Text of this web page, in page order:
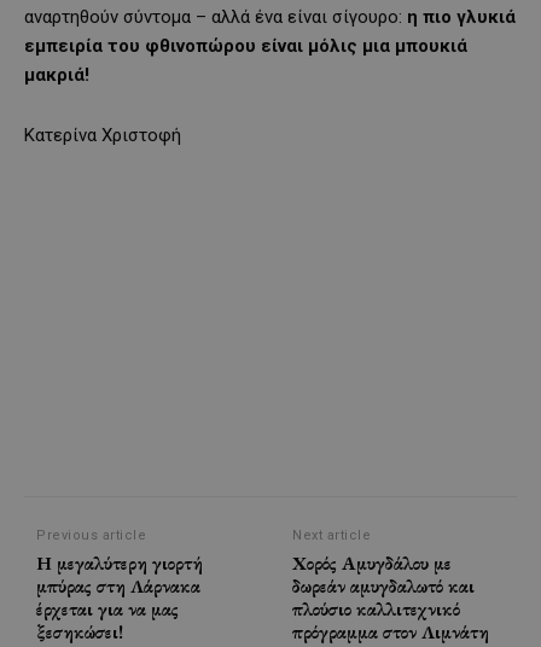
αναρτηθούν σύντομα – αλλά ένα είναι σίγουρο: η πιο γλυκιά
εμπειρία του φθινοπώρου είναι μόλις μια μπουκιά
μακριά!
Κατερίνα Χριστοφή
Previous article
Η μεγαλύτερη γιορτή
μπύρας στη Λάρνακα
έρχεται για να μας
ξεσηκώσει!
Next article
Χορός Αμυγδάλου με
δωρεάν αμυγδαλωτό και
πλούσιο καλλιτεχνικό
πρόγραμμα στον Λιμνάτη